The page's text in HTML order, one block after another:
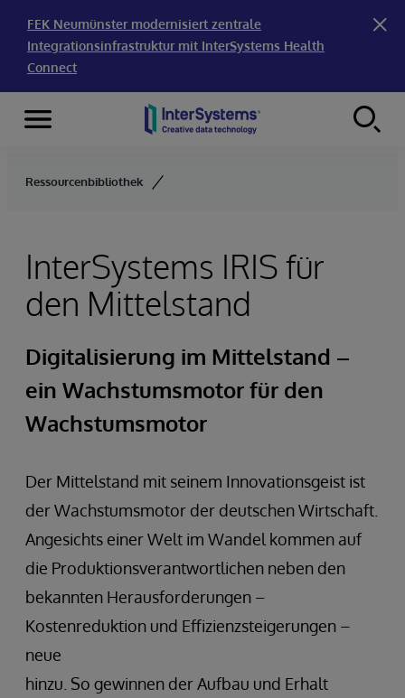
FEK Neumünster modernisiert zentrale
Integrationsinfrastruktur mit InterSystems Health
Connect
Skip to content
Menu
Ressourcenbibliothek
InterSystems IRIS für
den Mittelstand
Digitalisierung im Mittelstand –
ein Wachstumsmotor für den
Wachstumsmotor
Der Mittelstand mit seinem Innovationsgeist ist
der Wachstumsmotor der deutschen Wirtschaft.
Angesichts einer Welt im Wandel kommen auf
die Produktionsverantwortlichen neben den
bekannten Herausforderungen –
Kostenreduktion und Effizienzsteigerungen –
neue
hinzu. So gewinnen der Aufbau und Erhalt